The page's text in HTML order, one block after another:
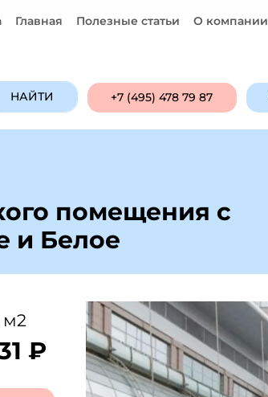
Главная Полезные статьи О компании
НАЙТИ +7 (495) 478 79 87
помещения с
и Белое
м2
₽